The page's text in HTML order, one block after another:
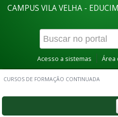
CAMPUS VILA VELHA -
Acesso a sistemas Área
CURSOS DE FORMAÇÃO CONTINUADA